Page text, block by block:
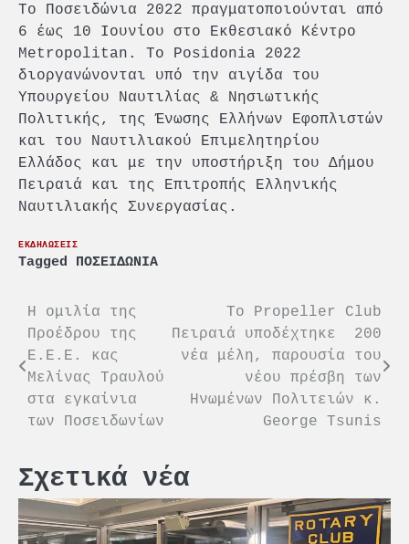
Το Ποσειδώνια 2022 πραγματοποιούνται από
6 έως 10 Ιουνίου στο Εκθεσιακό Κέντρο
Metropolitan. Το Posidonia 2022
διοργανώνονται υπό την αιγίδα του
Υπουργείου Ναυτιλίας & Νησιωτικής
Πολιτικής, της Ένωσης Ελλήνων Εφοπλιστών
και του Ναυτιλιακού Επιμελητηρίου
Ελλάδος και με την υποστήριξη του Δήμου
Πειραιά και της Επιτροπής Ελληνικής
Ναυτιλιακής Συνεργασίας.
ΕΚΔΗΛΩΣΕΙΣ
Tagged ΠΟΣΕΙΔΩΝΙΑ
Πλοήγηση
άρθρων
Η ομιλία της
Προέδρου της
Ε.Ε.Ε. κας
Μελίνας Τραυλού
στα εγκαίνια
των Ποσειδωνίων
Το Propeller Club
Πειραιά υποδέχτηκε 200
νέα μέλη, παρουσία του
νέου πρέσβη των
Ηνωμένων Πολιτειών κ.
George Tsunis
Σχετικά νέα